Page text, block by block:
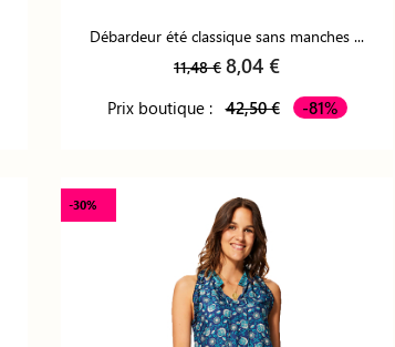
Débardeur été classique sans manches ...
11,48 € 8,04 €
Prix boutique : 42,50 € -81%
-30%